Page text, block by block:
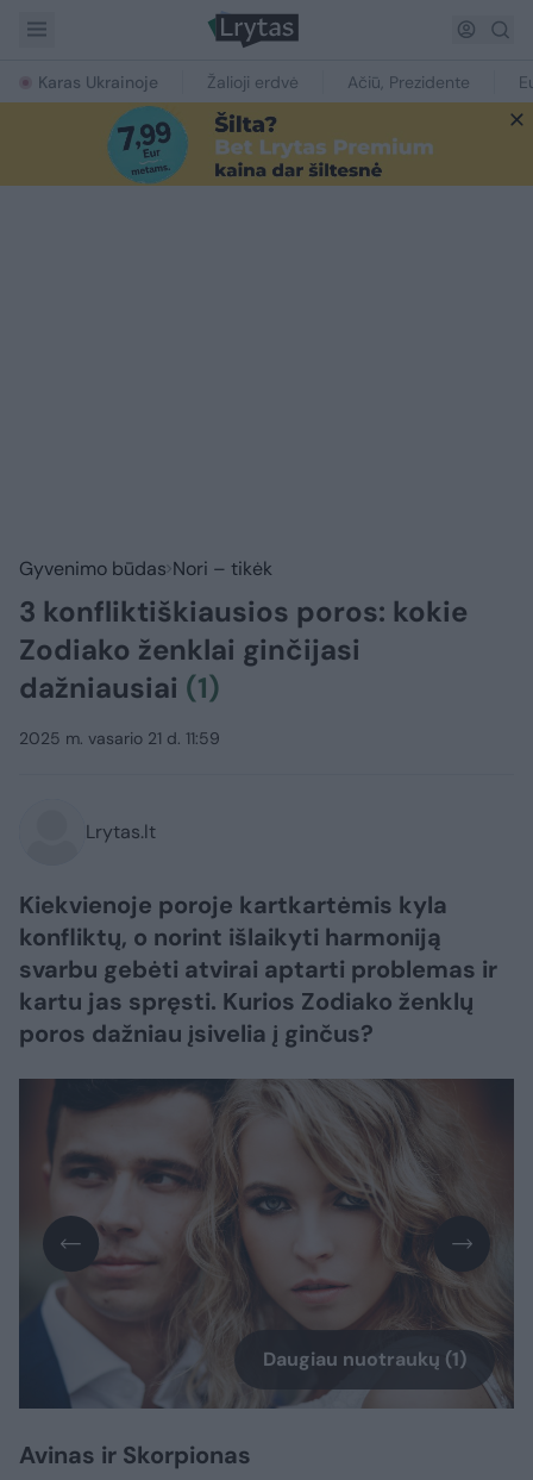
Karas Ukrainoje Žalioji erdvė Ačiū, Prezidente
Gyvenimo būdas Nori – tikėk
3 konfliktiškiausios poros: kokie
Zodiako ženklai ginčijasi
dažniausiai (1)
2025 m. vasario 21 d. 11:59
Lrytas.lt
Kiekvienoje poroje kartkartėmis kyla
konfliktų, o norint išlaikyti harmoniją
svarbu gebėti atvirai aptarti problemas ir
kartu jas spręsti. Kurios Zodiako ženklų
poros dažniau įsivelia į ginčus?
Daugiau nuotraukų (1)
Avinas ir Skorpionas